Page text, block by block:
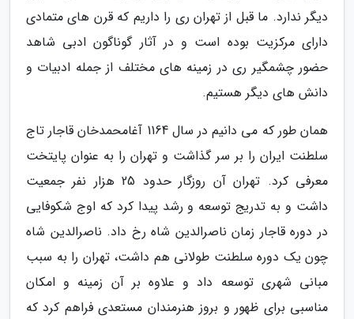
دیگر ندارد. ما قبل از تهران ری را داریم که قرن های متمادی
دارای مرکزیت بوده است و در آثار گوناگون ادبی شاهد
حضور چشمگیر ری در زمینه های مختلف از جمله ادبیات و
دانش های دیگر هستیم.
همان طور که می دانیم در سال 1164 آغامحمدخان قاجار تاج
سلطنت ایران را بر سر گذاشت و تهران را به عنوان پایتخت
معرفی کرد. تهران آن روزگار حدود 25 هزار نفر جمعیت
داشت و به تدریج توسعه و رشد پیدا کرد که اوج شکوفایی
در دوره قاجار زمان ناصرالدین شاه رخ داد. ناصرالدین شاه
چون یک دوره سلطنت طولانی هم داشت، تهران را به سبب
مبانی شهری توسعه داد و علاوه بر آن زمینه و امکان
مناسبی برای ظهور و بروز هنرمندان مستعدی فراهم کرد که